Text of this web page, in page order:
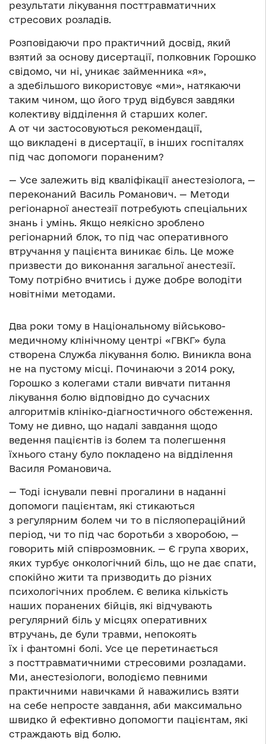
результати лікування посттравматичних
стресових розладів.
Розповідаючи про практичний досвід, який
взятий за основу дисертації, полковник Горошко
свідомо, чи ні, уникає займенника «я»,
а здебільшого використовує «ми», натякаючи
таким чином, що його труд відбувся завдяки
колективу відділення й старших колег.
А от чи застосовуються рекомендації,
що викладені в дисертації, в інших госпіталях
під час допомоги пораненим?
— Усе залежить від кваліфікації анестезіолога, —
переконаний Василь Романович. — Методи
регіонарної анестезії потребують спеціальних
знань і умінь. Якщо неякісно зроблено
регіонарний блок, то під час оперативного
втручання у пацієнта виникає біль. Це може
призвести до виконання загальної анестезії.
Тому потрібно вчитись і дуже добре володіти
новітніми методами.
Два роки тому в Національному військово-
медичному клінічному центрі «ГВКГ» була
створена Служба лікування болю. Виникла вона
не на пустому місці. Починаючи з 2014 року,
Горошко з колегами стали вивчати питання
лікування болю відповідно до сучасних
алгоритмів клініко-діагностичного обстеження.
Тому не дивно, що надалі завдання щодо
ведення пацієнтів із болем та полегшення
їхнього стану було покладено на відділення
Василя Романовича.
— Тоді існували певні прогалини в наданні
допомоги пацієнтам, які стикаються
з регулярним болем чи то в післяопераційний
період, чи то під час боротьби з хворобою, —
говорить мій співрозмовник. — Є група хворих,
яких турбує онкологічний біль, що не дає спати,
спокійно жити та призводить до різних
психологічних проблем. Є велика кількість
наших поранених бійців, які відчувають
регулярний біль у місцях оперативних
втручань, де були травми, непокоять
їх і фантомні болі. Усе це перетинається
з посттравматичними стресовими розладами.
Ми, анестезіологи, володіємо певними
практичними навичками й наважились взяти
на себе непросте завдання, аби максимально
швидко й ефективно допомогти пацієнтам, які
страждають від болю.